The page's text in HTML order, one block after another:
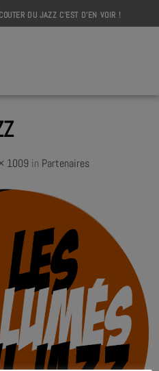
DU JAZZ C'EST D'EN VOIR !
1009 in Partenaires